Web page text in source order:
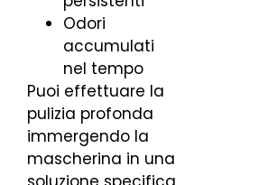
Odori
accumulati
nel tempo
Puoi effettuare la
pulizia profonda
immergendo la
mascherina in una